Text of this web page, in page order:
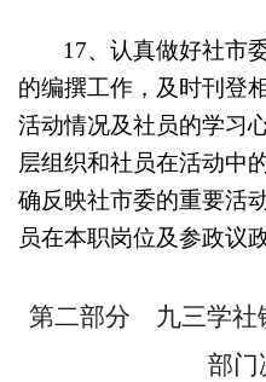
17、认真做好社市
的编撰工作，及时刊登
活动情况及社员的学习
层组织和社员在活动中
确反映社市委的重要活
员在本职岗位及参政议
第二部分 九三学社
部门